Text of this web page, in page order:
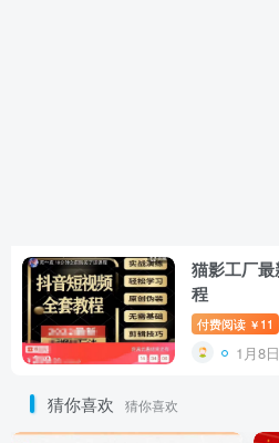
猫影工厂
程
付费阅读 ￥ 11
1月8
猜你喜欢 猜你喜欢